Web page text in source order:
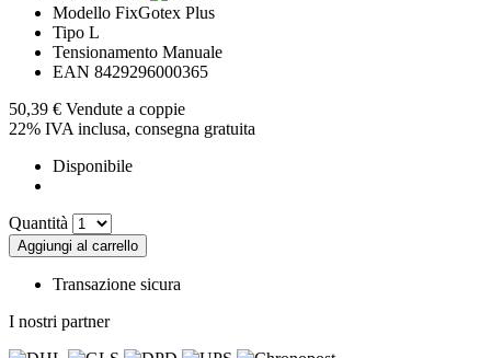
Modello FixGotex Plus
Tipo L
Tensionamento Manuale
EAN 8429296000365
50,39 € Vendute a coppie
22% IVA inclusa, consegna gratuita
Disponibile
Quantità
Aggiungi al carrello
Transazione sicura
I nostri partner